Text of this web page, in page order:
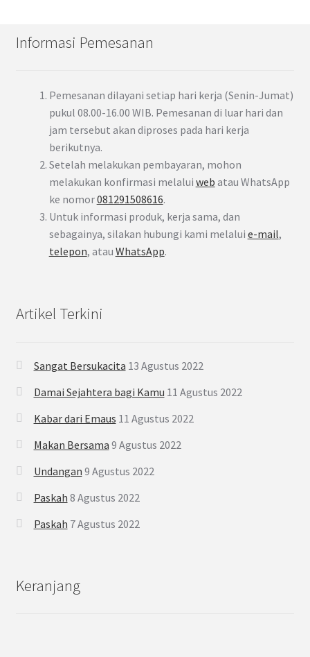
Informasi Pemesanan
Pemesanan dilayani setiap hari kerja (Senin-Jumat)
pukul 08.00-16.00 WIB. Pemesanan di luar hari dan
jam tersebut akan diproses pada hari kerja
berikutnya.
Setelah melakukan pembayaran, mohon
melakukan konfirmasi melalui web atau WhatsApp
ke nomor081291508616.
Untuk informasi produk, kerja sama, dan
sebagainya, silakan hubungi kami melalui e-mail,
telepon, atau WhatsApp.
Artikel Terkini
Sangat Bersukacita 13 Agustus 2022
Damai Sejahtera bagi Kamu 11 Agustus 2022
Kabar dari Emaus 11 Agustus 2022
Makan Bersama 9 Agustus 2022
Undangan 9 Agustus 2022
Paskah 8 Agustus 2022
Paskah 7 Agustus 2022
Keranjang